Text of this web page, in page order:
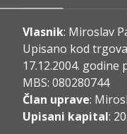
Vlasnik: Miroslav
Upisano kod
17.12.2004.
MBS: 080280744
Član uprave:
Upisani kapital: